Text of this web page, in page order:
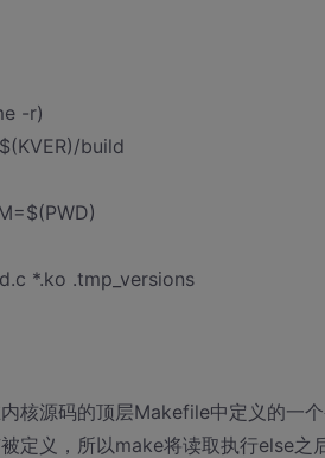
-r)
build
*.ko .tmp_versions
内核源码的顶层Makefile中定义的一
被定义，所以make将读取执行else